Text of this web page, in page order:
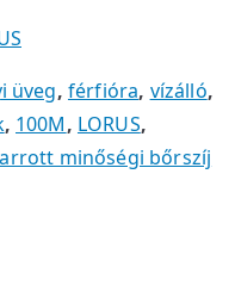
üveg, férfióra, vízálló,
, 100M, LORUS,
minőségi bőrszíj